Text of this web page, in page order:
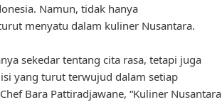
Namun, tidak hanya
menyatu dalam kuliner Nusantara.
sekedar tentang cita rasa, tetapi juga
yang turut terwujud dalam setiap
Bara Pattiradjawane, “Kuliner Nusantara